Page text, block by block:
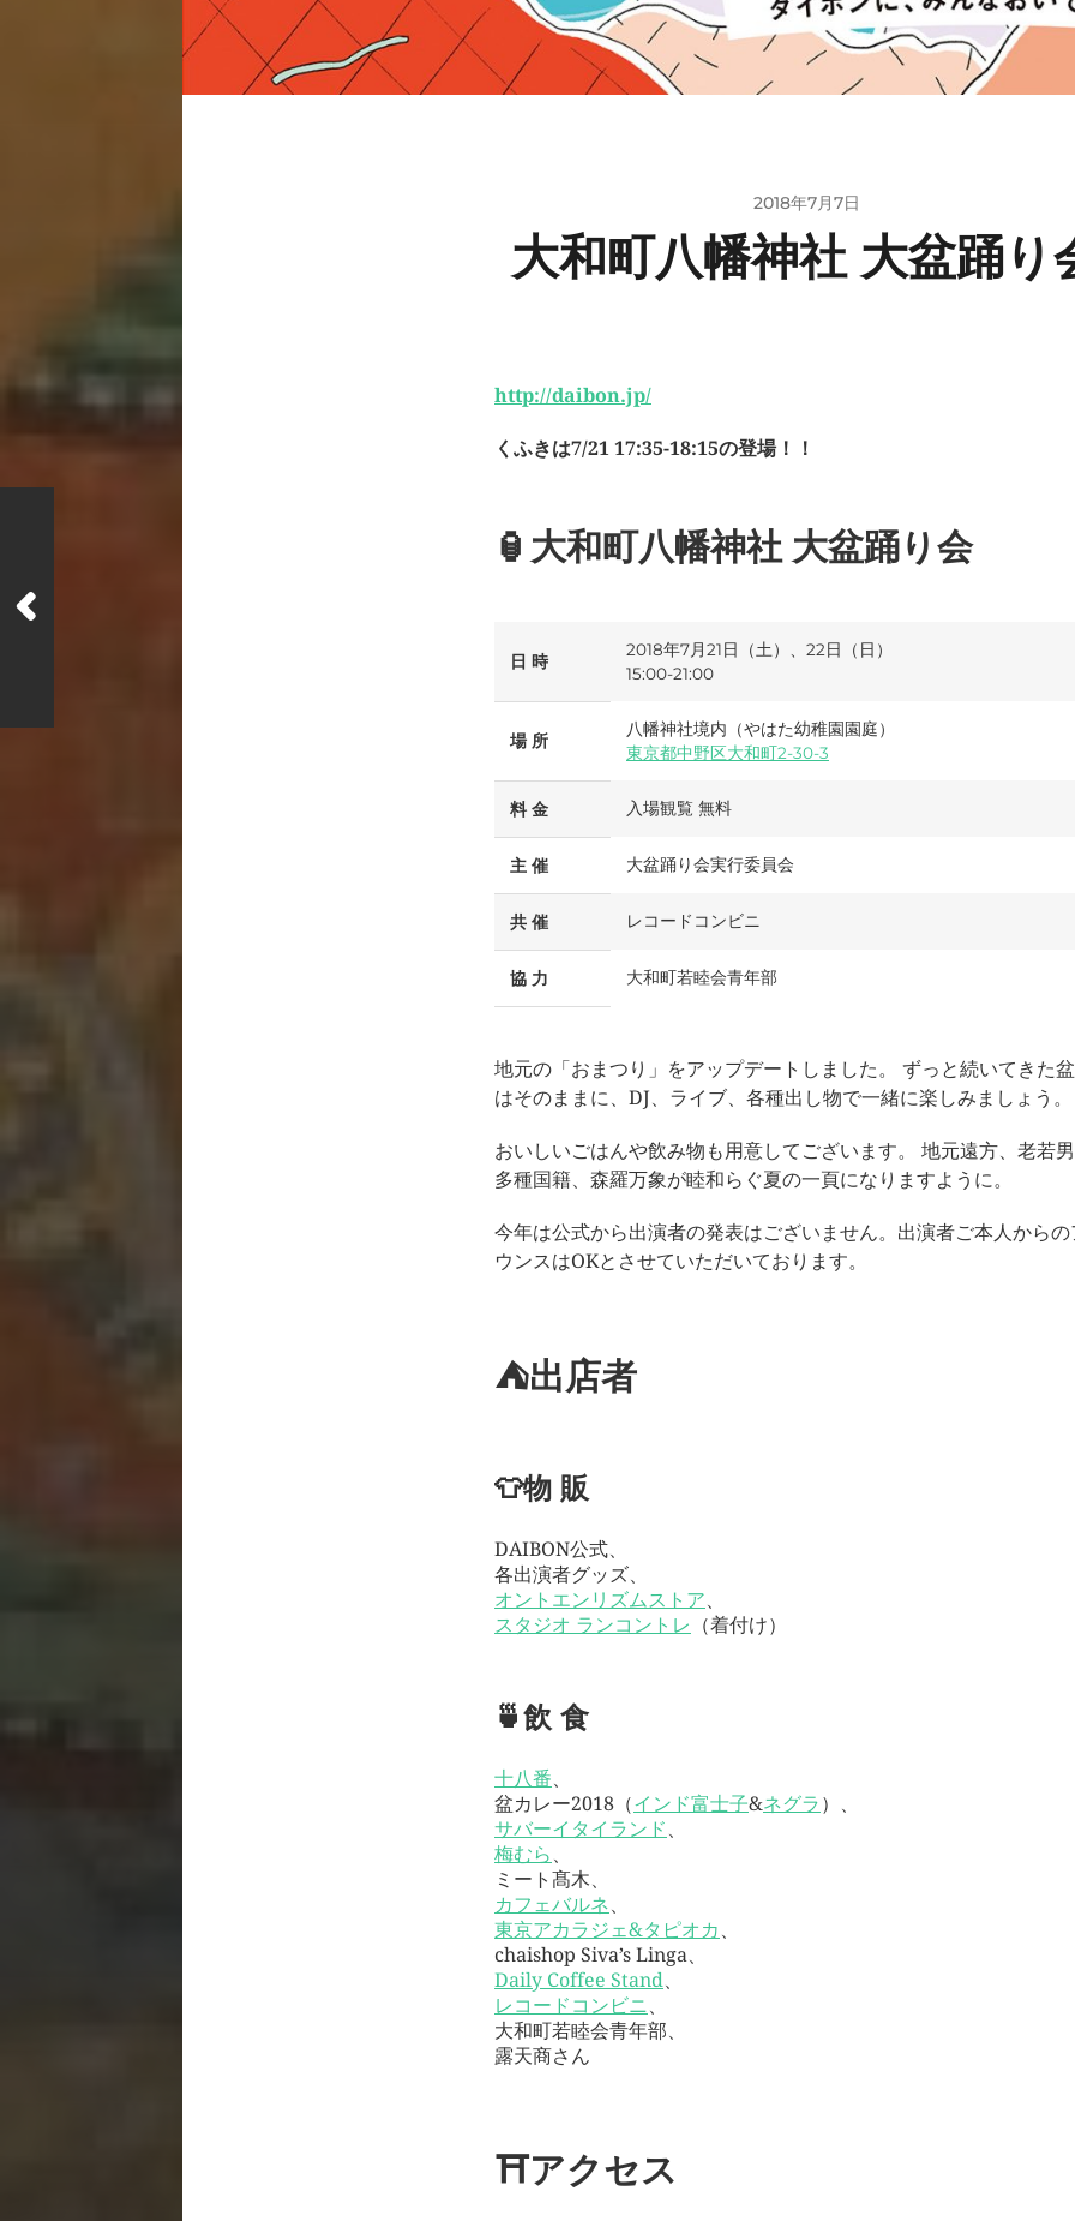
2018年7月7日
大和町八幡神社 大盆踊り
http://daibon.jp/
くふきは7/21 17:35-18:15の登場！！
🏮 大和町八幡神社 大盆踊り会
日 時
2018年7月21日（土）、22日（日）
15:00-21:00
場 所
八幡神社境内（やはた幼稚園園庭）
東京都中野区大和町2-30-3
料 金 入場観覧 無料
主 催 大盆踊り会実行委員会
共 催 レコードコンビニ
協 力 大和町若睦会青年部
地元の「おまつり」をアップデートしました。 ずっと続いてきた
はそのままに、DJ、ライブ、各種出し物で一緒に楽しみましょう。
おいしいごはんや飲み物も用意してございます。 地元遠方、老若
多種国籍、森羅万象が睦和らぐ夏の一頁になりますように。
今年は公式から出演者の発表はございません。出演者ご本人からの
ウンスはOKとさせていただいております。
⛺出店者
👕物 販
DAIBON公式、
各出演者グッズ、
オントエンリズムストア、
スタジオ ランコントレ
（着付け）
🍵飲 食
十八番、
盆カレー2018（インド富士子&ネグラ ）、
サバーイタイランド 、
梅むら 、
ミート髙木、
カフェバルネ、
東京アカラジェ&タピオカ 、
chaishop Siva’s Linga、
Daily Coffee Stand、
レコードコンビニ、
大和町若睦会青年部、
露天商さん
⛩アクセス